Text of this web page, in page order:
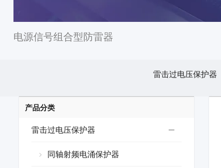
电源信号组合型防雷器
雷击过电压保护器
产品分类
雷击过电压保护器
同轴射频电涌保护器